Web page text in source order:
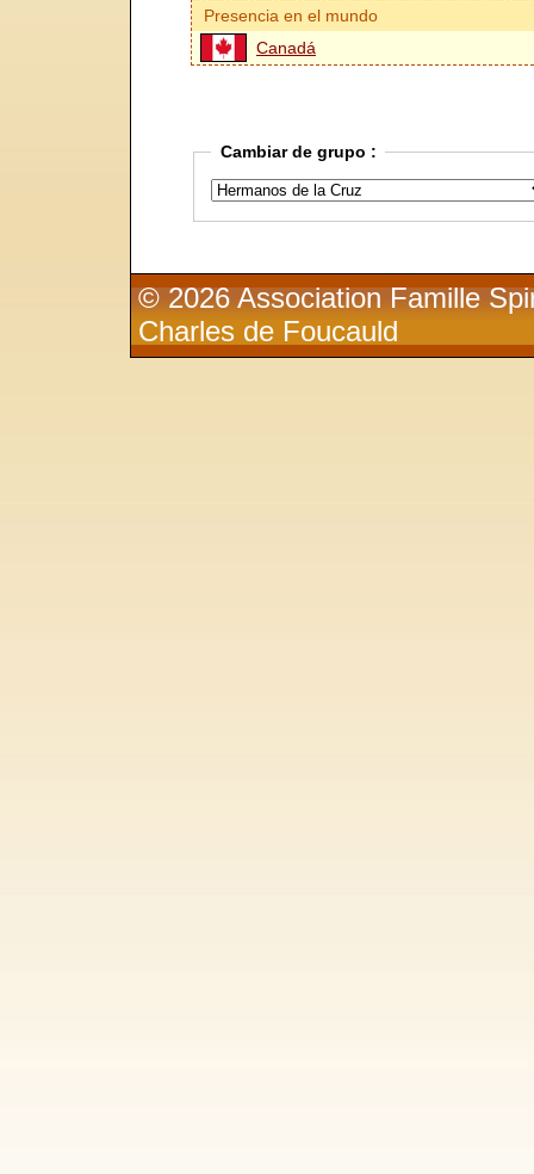
Presencia en el mundo
Canadá
Cambiar de grupo :
© 2026 Association Famille
Charles de Foucauld